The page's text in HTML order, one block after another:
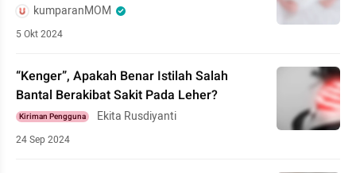
kumparanMOM
5 Okt 2024
“Kenger”, Apakah Benar Istilah Salah
Bantal Berakibat Sakit Pada Leher?
Kiriman Pengguna Ekita Rusdiyanti
24 Sep 2024